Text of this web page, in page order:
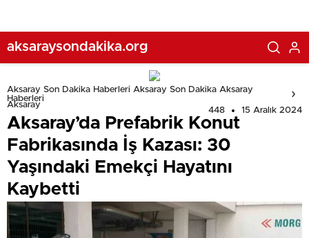
aksaraysondakika.org
Aksaray Son Dakika Haberleri Aksaray Son Dakika Aksaray
Haberleri
Aksaray
448 15 Aralık 2024
Aksaray’da Prefabrik Konut
Fabrikasında İş Kazası: 30
Yaşındaki Emekçi Hayatını
Kaybetti